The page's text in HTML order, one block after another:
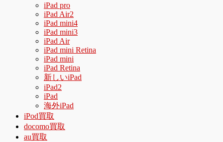
iPad pro
iPad Air2
iPad mini4
iPad mini3
iPad Air
iPad mini Retina
iPad mini
iPad Retina
新しいiPad
iPad2
iPad
海外iPad
iPod買取
docomo買取
au買取